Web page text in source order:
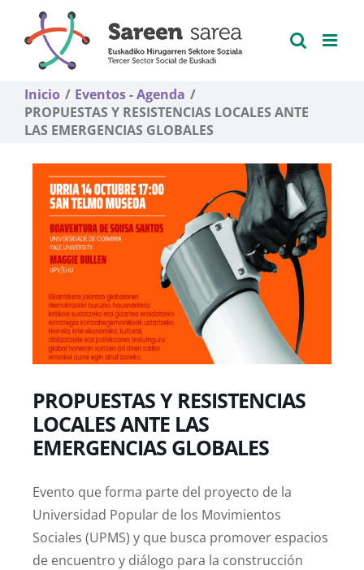
contenido
Inicio
Eventos - Agenda
PROPUESTAS Y RESISTENCIAS LOCALES ANTE
LAS EMERGENCIAS GLOBALES
PROPUESTAS Y RESISTENCIAS
LOCALES ANTE LAS
EMERGENCIAS GLOBALES
Evento que forma parte del proyecto de la
Universidad Popular de los Movimientos
Sociales (UPMS) y que busca promover espacios
de encuentro y diálogo para la construcción